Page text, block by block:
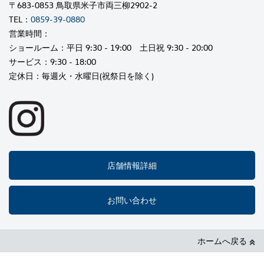
〒683-0853 鳥取県米子市両三柳2902-2
TEL： 0859-39-0880
営業時間：
ショールーム：平日 9:30 - 19:00 土日祝 9:30 - 20:00
サービス：9:30 - 18:00
定休日：毎週火・水曜日(祝祭日を除く)
店舗情報詳細
お問い合わせ
ホームへ戻る